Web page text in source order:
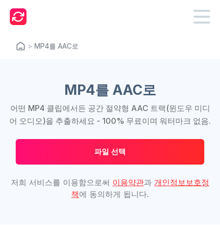
> MP4를 AAC로
MP4를 AAC로
어떤 MP4 클립에서든 공간 절약형 AAC 트랙(윈도우 미디
어 오디오)을 추출하세요 - 100% 무료이며 워터마크 없음.
파일 선택
저희 서비스를 이용함으로써 이용약관과 개인정보보호정
책에 동의하게 됩니다.